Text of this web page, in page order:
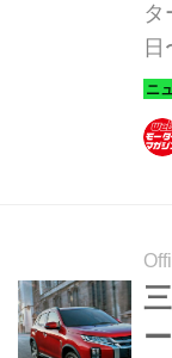
タ
に
ル